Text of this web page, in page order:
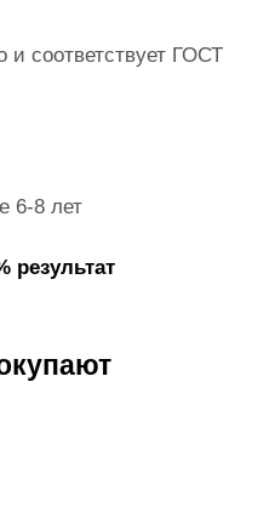
и соответствует ГОСТ
6-8 лет
результат